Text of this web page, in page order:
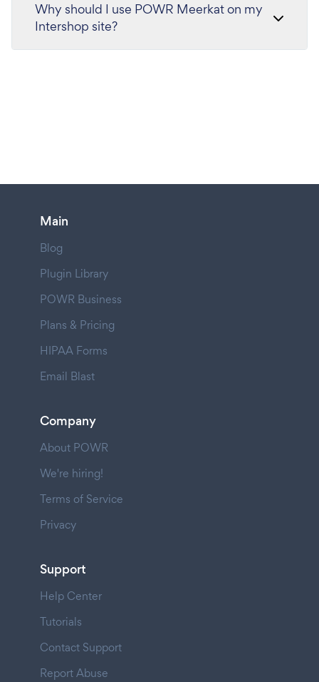
Why should I use POWR Meerkat on my
Intershop site?
Main
Blog
Plugin Library
POWR Business
Plans & Pricing
HIPAA Forms
Email Blast
Company
About POWR
We're hiring!
Terms of Service
Privacy
Support
Help Center
Tutorials
Contact Support
Report Abuse